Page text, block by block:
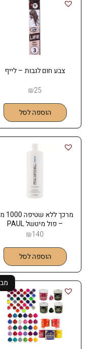
צבע חום לגבות – לייף
₪25
הוספה לסל
מרכך
– פול מיטשל PAUL
MITCHELL
₪140
הוספה לסל